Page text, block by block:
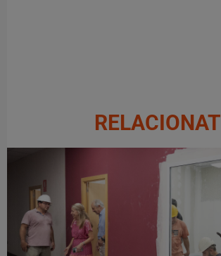
RELACIONAT